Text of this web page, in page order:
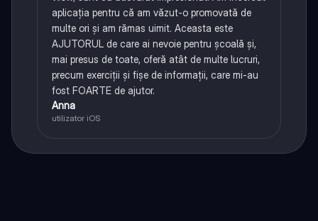
aplicația pentru că am văzut-o promovată de
multe ori și am rămas uimit. Aceasta este
AJUTORUL de care ai nevoie pentru școală și,
mai presus de toate, oferă atât de multe lucruri,
precum exerciții și fișe de informații, care mi-au
fost FOARTE de ajutor.
Anna
utilizator iOS